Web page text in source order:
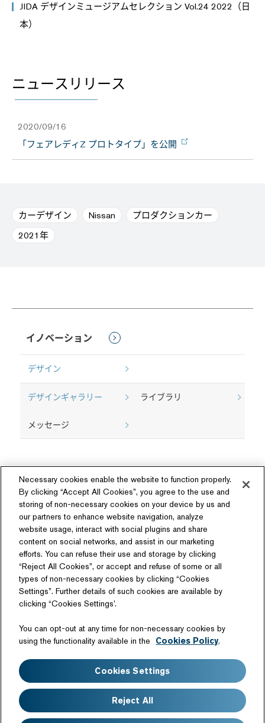
JIDA デザインミュージアムセレクション Vol.24 2022（日
本）
ニュースリリース
2020/09/16
「フェアレディZ プロトタイプ」を公開
カーデザイン Nissan
プロダクションカー
2021年
イノベーション
デザイン
デザインギャラリー ライブラリ
メッセージ
ソーシャルメディア
関連サイト
日産自動車硬式野球部
サイトマップ
このサイトについて
ウェブアクセシビリティ
個人情報の取扱いについて
クッキーポリシー
免責事項
よくあるご質問
Necessary cookies enable the website to function properly.
By clicking “Accept All Cookies”, you agree to the use and
storing of non-necessary cookies on your device by us and
our partners to enhance website navigation, analyze
website usage, interact with social plugins and share
content on social networks, and assist in our marketing
efforts. You can refuse their use and storage by clicking
“Reject All Cookies”, or accept and refuse of some or all
types of non-necessary cookies by clicking “Cookies
Settings”. Further details of such cookies are available by
clicking “Cookies Settings’.
You can opt-out at any time for non-necessary cookies by
using the functionality available in the
Cookies Policy.
Cookies Settings
Reject All